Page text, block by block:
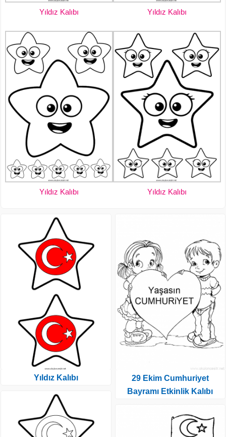
Yıldız Kalıbı Yıldız Kalıbı
Yıldız Kalıbı Yıldız Kalıbı
Yıldız Kalıbı
29 Ekim Cumhuriyet
Bayramı Etkinlik Kalıbı